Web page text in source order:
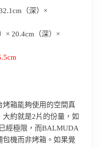
（深）×
× 20.4cm（深）×
烤箱能夠使用的空間真
約就是2片的份量，如
經極限，而BALMUDA
包機而非烤箱。如果覺